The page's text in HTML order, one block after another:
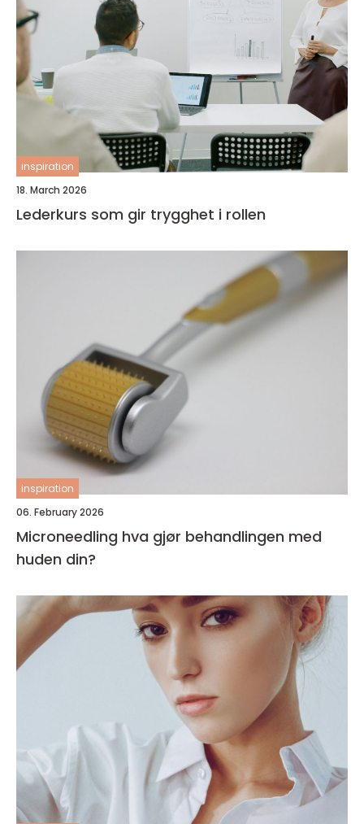
inspiration
18. March 2026
Lederkurs som gir trygghet i rollen
inspiration
06. February 2026
Microneedling hva gjør behandlingen med
huden din?